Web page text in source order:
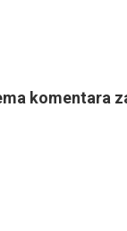
komentara